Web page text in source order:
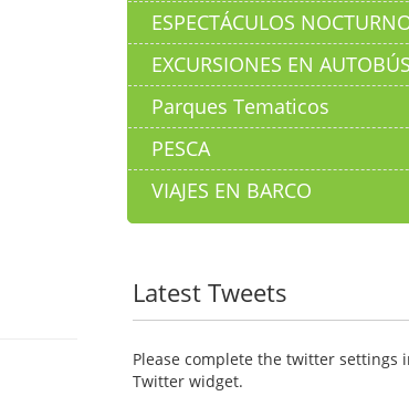
ESPECTÁCULOS
EXCURSIONES EN AUTOBÚS
Parques Tematicos
PESCA
VIAJES EN BARCO
Latest Tweets
Please complete the twitter settings
Twitter widget.